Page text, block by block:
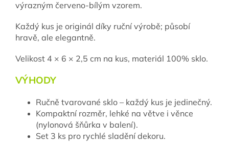
výrazným červeno-bílým vzorem.
Každý kus je originál díky ruční výrobě; působí
hravě, ale elegantně.
Velikost 4 × 6 × 2,5 cm na kus, materiál 100% sklo.
VÝHODY
Ručně tvarované sklo – každý kus je jedinečný.
Kompaktní rozměr, lehké na větve i věnce
(nylonová šňůrka v balení).
Set 3 ks pro rychlé sladění dekoru.